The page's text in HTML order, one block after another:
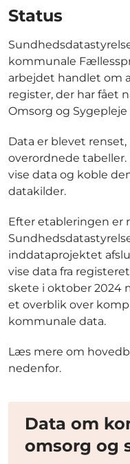
Status
kommunale
arbejdet handlet om
register, der har fået
Omsorg og Sygepleje
Data er blevet
overordnede
vise data og koble
datakilder.
Efter etableringen er
inddataprojektet
vise data fra
skete i oktober 2024
et overblik over
kommunale data.
Læs mere om
nedenfor.
Data om
omsorg og